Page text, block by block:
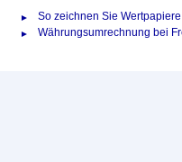
So zeichnen Sie
Währungsumrechnung bei